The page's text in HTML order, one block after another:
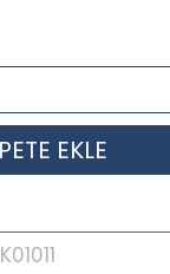
EKLE